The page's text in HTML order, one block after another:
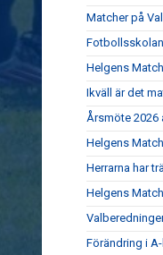
Matcher på
Helgens
Ikväll är det
Årsmöte 2026
Helgens
Herrarna har
Helgens
Förändring i